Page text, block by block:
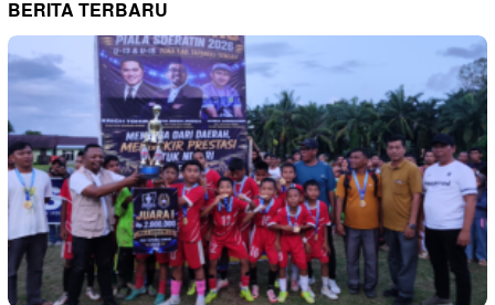
BERITA TERBARU